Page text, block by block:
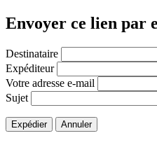
Envoyer ce lien par
Destinataire
Expéditeur
Votre adresse e-mail
Sujet
Expédier Annuler